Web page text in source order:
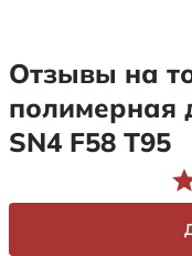
Отзывы на
полимерная
SN4 F58 Т95